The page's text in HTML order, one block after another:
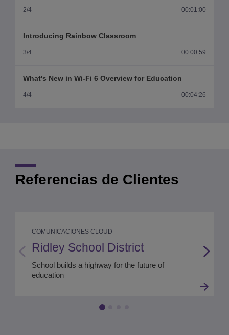
2/4 00:01:00
Introducing Rainbow Classroom
3/4 00:00:59
What's New in Wi-Fi 6 Overview for Education
4/4 00:04:26
Referencias de Clientes
COMUNICACIONES CLOUD
Ridley School District
School builds a highway for the future of
education